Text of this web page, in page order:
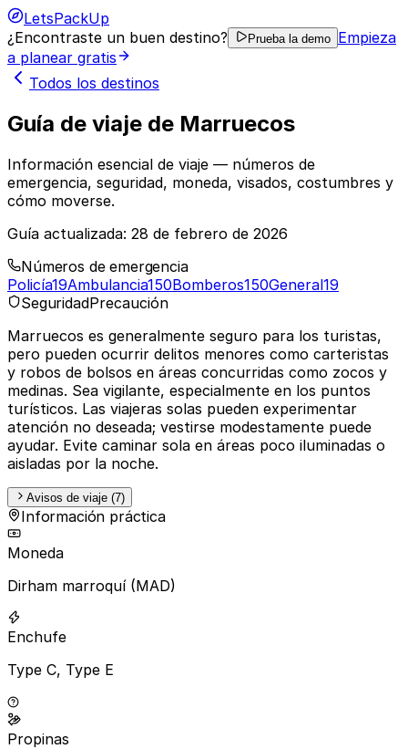
LetsPackUp
¿Encontraste un buen destino?
Prueba la demo Empieza
a planear gratis
Todos los destinos
Guía de viaje de Marruecos
Información esencial de viaje — números de
emergencia, seguridad, moneda, visados, costumbres y
cómo moverse.
Guía actualizada: 28 de febrero de 2026
Números de emergencia
Policía19Ambulancia150Bomberos150General19
SeguridadPrecaución
Marruecos es generalmente seguro para los turistas,
pero pueden ocurrir delitos menores como carteristas
y robos de bolsos en áreas concurridas como zocos y
medinas. Sea vigilante, especialmente en los puntos
turísticos. Las viajeras solas pueden experimentar
atención no deseada; vestirse modestamente puede
ayudar. Evite caminar sola en áreas poco iluminadas o
aisladas por la noche.
Avisos de viaje (7)
Información práctica
Moneda
Dirham marroquí (MAD)
Enchufe
Type C, Type E
Propinas